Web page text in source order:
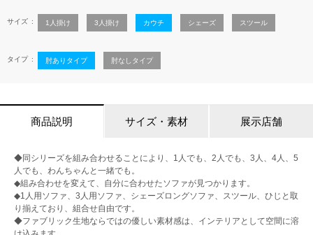
サイズ 1人掛け 3人掛け カウチ シェーズ スツール
タイプ 肘ありタイプ 肘なしタイプ
商品説明 サイズ・素材 展示店舗
◆同シリーズを組み合わせることにより、1人でも、2人でも、3人、4人、5
人でも、わんちゃんと一緒でも。
◆組み合わせを変えて、自分に合わせたソファが見つかります。
◆1人用ソファ、3人用ソファ、シェーズロングソファ、スツール、ひじと取
り揃えており、組合せ自由です。
◆ファブリック生地ならではの優しい素材感は、インテリアとして空間に溶